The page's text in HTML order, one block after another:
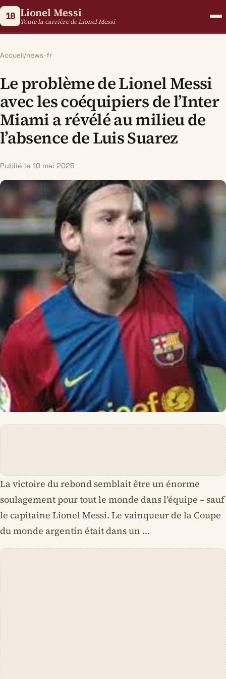
10 Lionel Messi
Toute la carrière de Lionel Messi
Accueil/news-fr
Le problème de Lionel Messi
avec les coéquipiers de l’Inter
Miami a révélé au milieu de
l’absence de Luis Suarez
Publié le 10 mai 2025
La victoire du rebond semblait être un énorme
soulagement pour tout le monde dans l’équipe – sauf
le capitaine Lionel Messi. Le vainqueur de la Coupe
du monde argentin était dans un …